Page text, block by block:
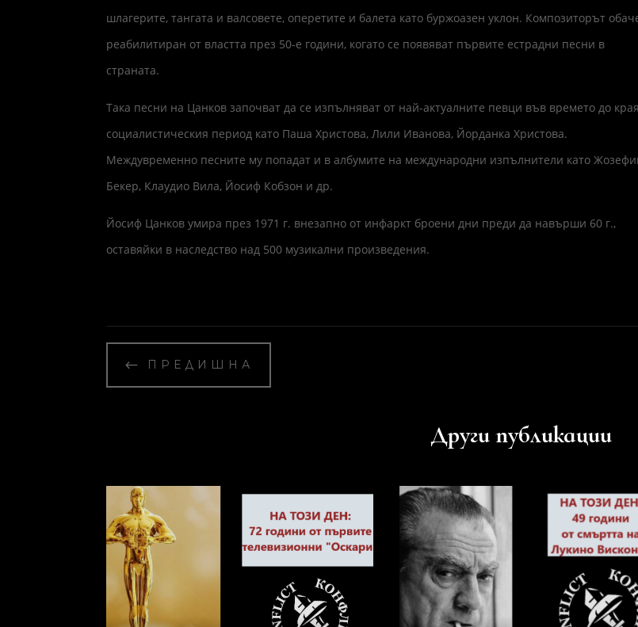
шлагерите, тангата и валсовете, оперетите и балета като буржоазен уклон. Композиторът
реабилитиран от властта през 50-е години, когато се появяват първите естрадни песни в
страната.
Така песни на Цанков започват да се изпълняват от най-актуалните певци във времето до
социалистическия период като Паша Христова, Лили Иванова, Йорданка Христова.
Междувременно песните му попадат и в албумите на международни изпълнители като
Бекер, Клаудио Вила, Йосиф Кобзон и др.
Йосиф Цанков умира през 1971 г. внезапно от инфаркт броени дни преди да навърши 60 г.,
оставяйки в наследство над 500 музикални произведения.
# ПРЕДИШНА
Други публикации